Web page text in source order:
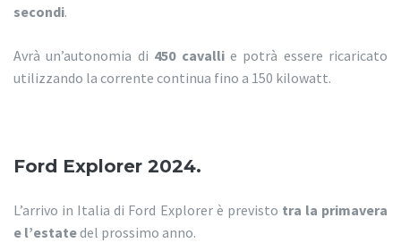
secondi.
Avrà un’autonomia di 450 cavalli e potrà essere ricaricato
utilizzando la corrente continua fino a 150 kilowatt.
Ford Explorer 2024.
L’arrivo in Italia di Ford Explorer è previsto tra la primavera
e l’estatedel prossimo anno.